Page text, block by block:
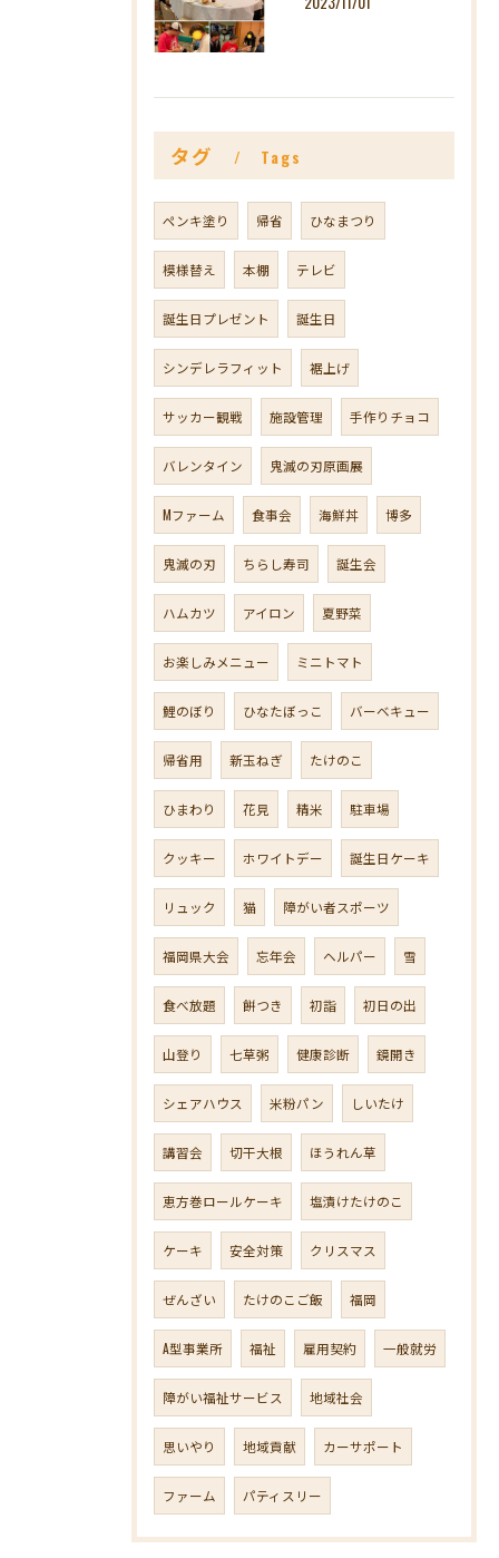
タグ Tags
ペンキ塗り 帰省 ひなまつり
模様替え 本棚 テレビ
誕生日プレゼント 誕生日
シンデレラフィット 裾上げ
サッカー観戦 施設管理 手作りチョコ
バレンタイン 鬼滅の刃原画展
Mファーム 食事会 海鮮丼 博多
鬼滅の刃 ちらし寿司 誕生会
ハムカツ アイロン 夏野菜
お楽しみメニュー ミニトマト
鯉のぼり ひなたぼっこ バーベキュー
帰省用 新玉ねぎ たけのこ
ひまわり 花見 精米 駐車場
クッキー ホワイトデー 誕生日ケーキ
リュック 猫 障がい者スポーツ
福岡県大会 忘年会 ヘルパー 雪
食べ放題 餅つき 初詣 初日の出
山登り 七草粥 健康診断 鏡開き
シェアハウス 米粉パン しいたけ
講習会 切干大根 ほうれん草
恵方巻ロールケーキ 塩漬けたけのこ
ケーキ 安全対策 クリスマス
ぜんざい たけのこご飯 福岡
A型事業所 福祉 雇用契約 一般就労
障がい福祉サービス 地域社会
思いやり 地域貢献 カーサポート
ファーム パティスリー